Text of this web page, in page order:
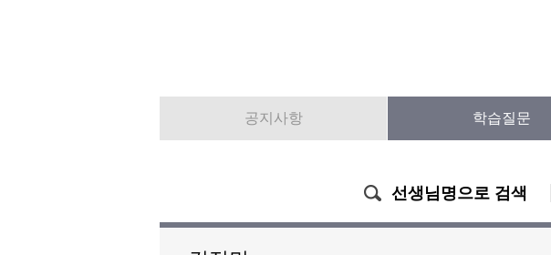
공지사항 학습질문
선생님명으로 검색